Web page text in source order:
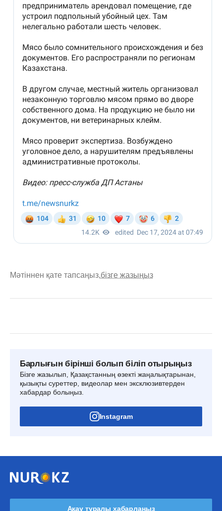
Мәтіннен қате тапсаңыз,бізге жазыңыз
Барлығын бірінші болып біліп отырыңыз
Бізге жазылып, Қазақстанның өзекті жаңалықтарынан,
қызықты суреттер, видеолар мен эксклюзивтерден
хабардар болыңыз.
Instagram
Ақау туралы хабарлаңыз